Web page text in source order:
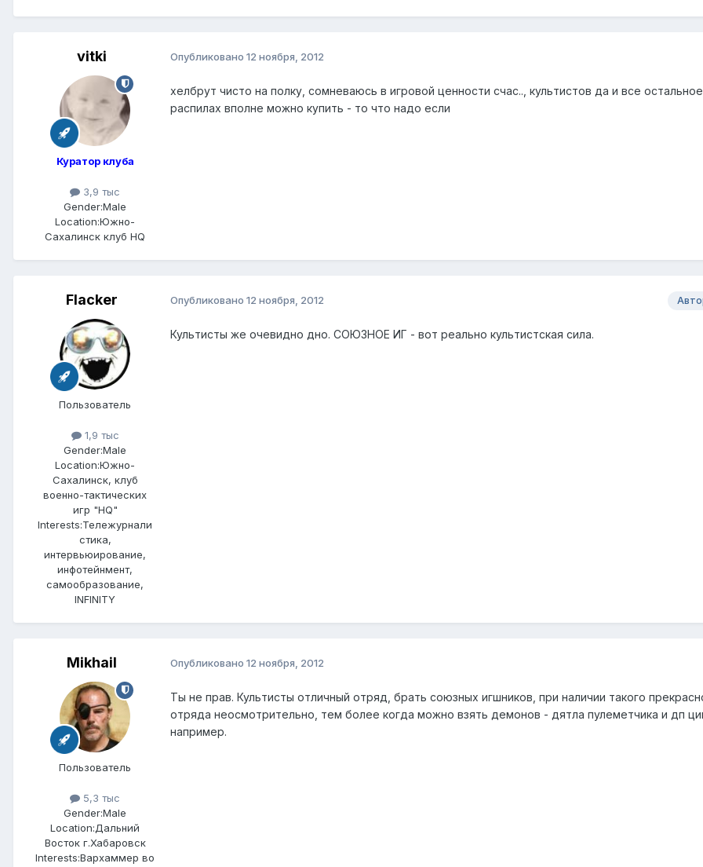
vitki
Куратор клуба
3,9 тыс
Gender:Male
Location:Южно-
Сахалинск клуб HQ
Опубликовано 12 ноября, 2012
хелбрут чисто на полку, сомневаюсь в игровой ценности счас.., культистов да и все
распилах вполне можно купить - то что надо если
Flacker
Пользователь
1,9 тыс
Gender:Male
Location:Южно-
Сахалинск, клуб
военно-тактических
игр "HQ"
Interests:Тележурнали
стика,
интервьюирование,
инфотейнмент,
самообразование,
INFINITY
Опубликовано 12 ноября, 2012
Культисты же очевидно дно. СОЮЗНОЕ ИГ - вот реально культистская сила.
Mikhail
Пользователь
5,3 тыс
Gender:Male
Location:Дальний
Восток г.Хабаровск
Interests:Вархаммер во
Опубликовано 12 ноября, 2012
Ты не прав. Культисты отличный отряд, брать союзных игшников, при наличии такого
отряда неосмотрительно, тем более когда можно взять демонов - дятла пулеметчика и дп
например.